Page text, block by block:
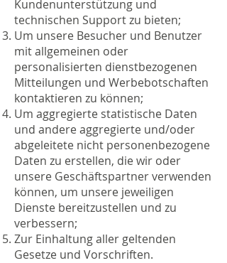
Kundenunterstützung und
technischen Support zu bieten;
Um unsere Besucher und Benutzer
mit allgemeinen oder
personalisierten dienstbezogenen
Mitteilungen und Werbebotschaften
kontaktieren zu können;
Um aggregierte statistische Daten
und andere aggregierte und/oder
abgeleitete nicht personenbezogene
Daten zu erstellen, die wir oder
unsere Geschäftspartner verwenden
können, um unsere jeweiligen
Dienste bereitzustellen und zu
verbessern;
Zur Einhaltung aller geltenden
Gesetze und Vorschriften.